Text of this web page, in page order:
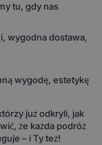
tu, gdy nas
wygodna dostawa,
wygodę, estetykę
już odkryli, jak
że każda podróż
– i Ty też!